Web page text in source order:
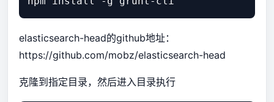
elasticsearch-head的github地址：
https://github.com/mobz/elasticsearch-head
克隆到指定目录，然后进入目录执行